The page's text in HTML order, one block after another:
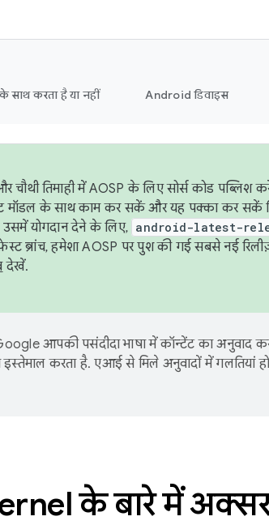
साथ करता है या नहीं Android डिवाइस
चौथी तिमाही में AOSP के लिए सोर्स कोड पब्लिश
के साथ काम कर सकें और यह पक्का कर सकें कि
योगदान देने के लिए, android-latest-
ब्रांच, हमेशा AOSP पर पुश की गई सबसे नई
देखें.
आपकी पसंदीदा भाषा में कॉन्टेंट का अनुवाद
करता है. एआई से मिले अनुवादों में गलतियां हो
के बारे में